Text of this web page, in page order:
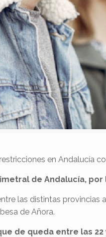
en Andalucía
de Andalucía,
las distintas provincias
de Añora.
de queda entre las 22